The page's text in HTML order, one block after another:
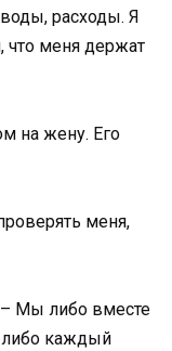
расходы. Я
меня держат
на жену. Его
меня,
– Мы либо вместе
каждый